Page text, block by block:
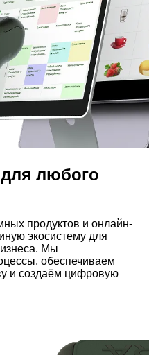
любого
продуктов и онлайн-
экосистему для
Мы
обеспечиваем
и создаём цифровую